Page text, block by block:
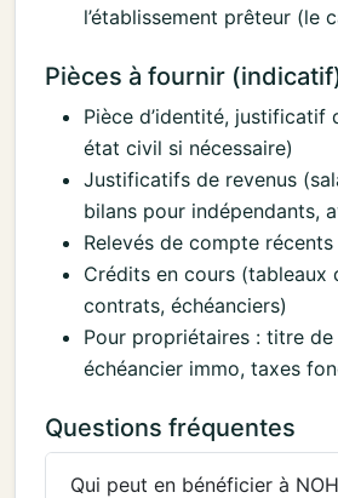
l’établissement prêteur (le
Pièces à fournir
Pièce d’identité, justificatif
état civil si nécessaire)
Justificatifs de revenus
bilans pour indépendants,
Relevés de compte récents
Crédits en cours (tableaux
contrats, échéanciers)
Pour propriétaires : titre
échéancier immo, taxes
Questions fréquentes
Qui peut en bénéficier à